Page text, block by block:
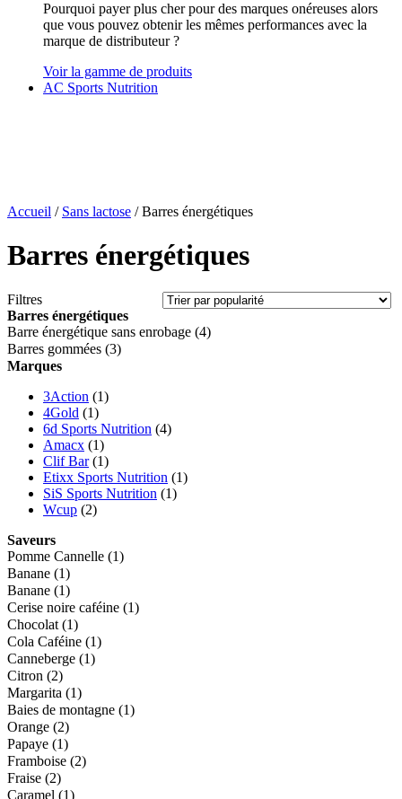
Pourquoi payer plus cher pour des marques onéreuses alors
que vous pouvez obtenir les mêmes performances avec la
marque de distributeur ?
Voir la gamme de produits
AC Sports Nutrition
Accueil / Sans lactose / Barres énergétiques
Barres énergétiques
Filtres
Barres énergétiques
Barre énergétique sans enrobage (4)
Barres gommées (3)
Marques
3Action (1)
4Gold (1)
6d Sports Nutrition (4)
Amacx (1)
Clif Bar (1)
Etixx Sports Nutrition (1)
SiS Sports Nutrition (1)
Wcup (2)
Saveurs
Pomme Cannelle (1)
Banane (1)
Banane (1)
Cerise noire caféine (1)
Chocolat (1)
Cola Caféine (1)
Canneberge (1)
Citron (2)
Margarita (1)
Baies de montagne (1)
Orange (2)
Papaye (1)
Framboise (2)
Fraise (2)
Caramel (1)